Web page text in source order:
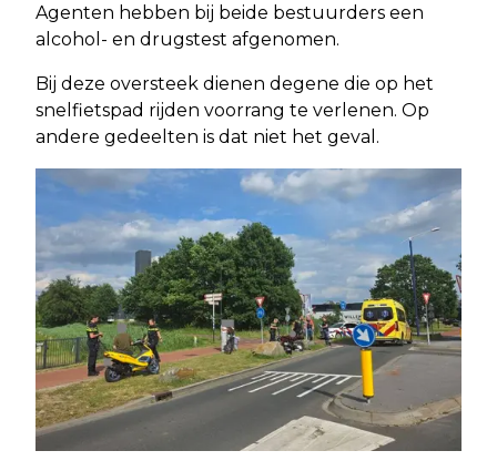
Agenten hebben bij beide bestuurders een
alcohol- en drugstest afgenomen.
Bij deze oversteek dienen degene die op het
snelfietspad rijden voorrang te verlenen. Op
andere gedeelten is dat niet het geval.